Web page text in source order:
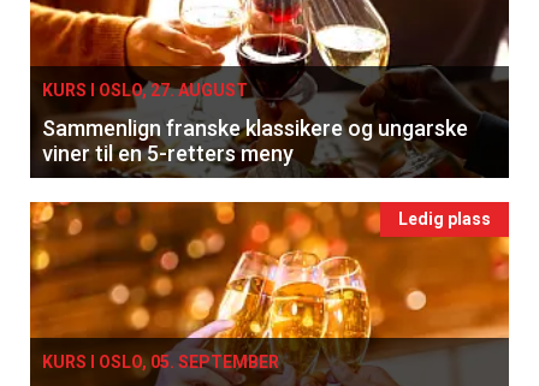
KURS I OSLO, 27. AUGUST
Sammenlign franske klassikere og ungarske
viner til en 5-retters meny
Ledig plass
KURS I OSLO, 05. SEPTEMBER